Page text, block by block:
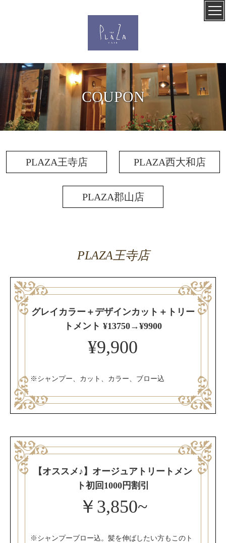
COUPON
PLAZA王寺店 PLAZA西大和店
PLAZA郡山店
PLAZA王寺店
グレイカラー＋デザインカット＋トリー
トメント ¥13750→¥9900
¥9,900
※シャンプー、カット、カラー、ブロー込
【オススメ♪】オージュアトリートメン
ト初回1000円割引
￥3,850~
※シャンプーブロー込。髪を伸ばしたい方もこのト